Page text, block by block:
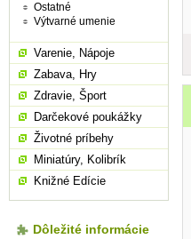
Ostatné
Výtvarné umenie
Varenie, Nápoje
Zabava, Hry
Zdravie, Šport
Darčekové poukážky
Životné príbehy
Miniatúry, Kolibrík
Knižné Edície
Dôležité informácie